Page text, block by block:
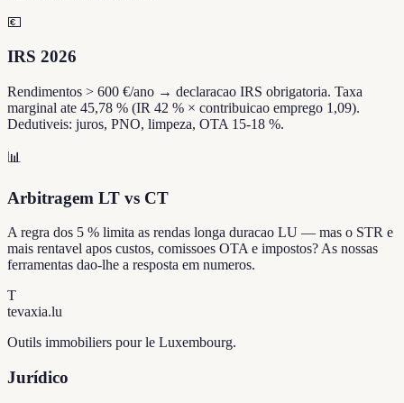
💶
IRS 2026
Rendimentos > 600 €/ano → declaracao IRS obrigatoria. Taxa
marginal ate 45,78 % (IR 42 % × contribuicao emprego 1,09).
Dedutiveis: juros, PNO, limpeza, OTA 15-18 %.
📊
Arbitragem LT vs CT
A regra dos 5 % limita as rendas longa duracao LU — mas o STR e
mais rentavel apos custos, comissoes OTA e impostos? As nossas
ferramentas dao-lhe a resposta em numeros.
T
tevaxia.lu
Outils immobiliers pour le Luxembourg.
Jurídico